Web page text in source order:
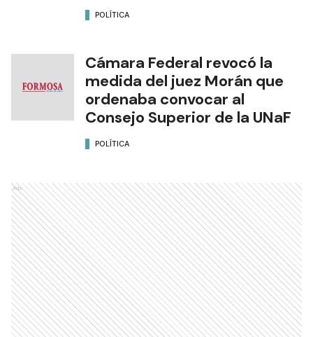
POLÍTICA
Cámara Federal revocó la
medida del juez Morán que
ordenaba convocar al
Consejo Superior de la UNaF
POLÍTICA
Ads